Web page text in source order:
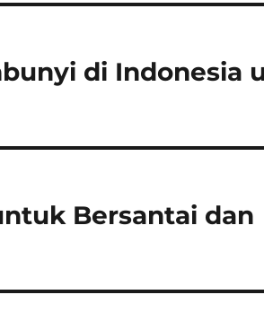
di Indonesia
Bersantai dan